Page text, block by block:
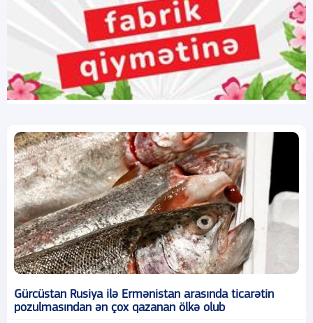
Gürcüstan Rusiya ilə Ermənistan arasında ticarətin
pozulmasından ən çox qazanan ölkə olub